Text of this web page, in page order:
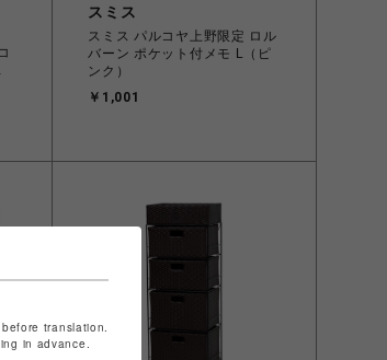
スミス
スミス パルコヤ上野限定 ロル
バーン ポケット付メモ L（ピ
ンク）
￥1,001
translation.
in advance.